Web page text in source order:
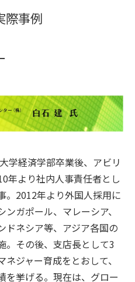
際事例
学経済学部卒業後、アビリ
年より社内人事責任者とし
。2012年より外国人採用に
ガポール、マレーシア、
ドネシア等、アジア各国の
。その後、支店長として3
ジャー育成をとおして、
を挙げる。現在は、グロー